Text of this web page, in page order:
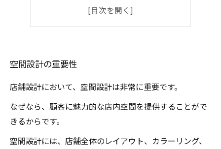
素材や色彩の選び方
空間設計の重要性
店舗設計において、空間設計は非常に重要です。
なぜなら、顧客に魅力的な店内空間を提供することがで
きるからです。
空間設計には、店舗全体のレイアウト、カラーリング、